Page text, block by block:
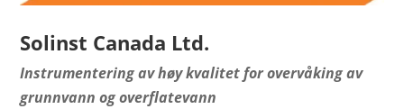
Solinst Canada Ltd.
Instrumentering av høy kvalitet for overvåking av
grunnvann og overflatevann